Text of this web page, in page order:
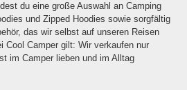
du eine große Auswahl an Camping
und Zipped Hoodies sowie sorgfältig
das wir selbst auf unseren Reisen
Cool Camper gilt: Wir verkaufen nur
im Camper lieben und im Alltag